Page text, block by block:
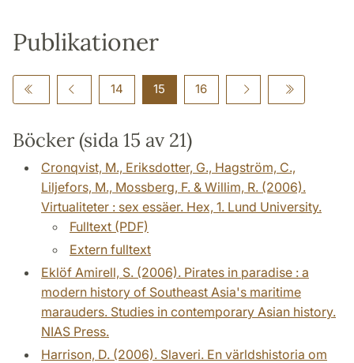
Publikationer
14 15 16
Böcker (sida 15 av 21)
Cronqvist, M., Eriksdotter, G., Hagström, C.,
Liljefors, M., Mossberg, F. & Willim, R. (2006).
Virtualiteter : sex essäer. Hex, 1. Lund University.
Fulltext (PDF)
Extern fulltext
Eklöf Amirell, S. (2006). Pirates in paradise : a
modern history of Southeast Asia's maritime
marauders. Studies in contemporary Asian history.
NIAS Press.
Harrison, D. (2006). Slaveri. En världshistoria om